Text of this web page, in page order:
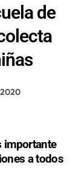
de
2020
importante
a todos